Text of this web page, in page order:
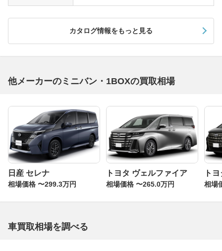
カタログ情報をもっと見る
他メーカーのミニバン・1BOXの買取相場
日産 セレナ
相場価格 〜299.3万円
トヨタ ヴェルファイア
相場価格 〜265.0万円
ト
相場
車買取相場を調べる